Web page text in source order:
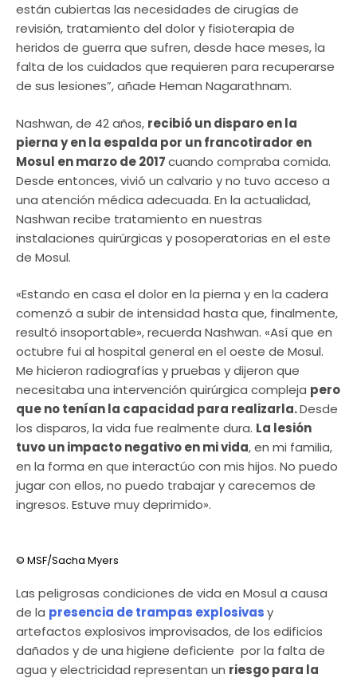
están cubiertas las necesidades de cirugías de
revisión, tratamiento del dolor y fisioterapia de
heridos de guerra que sufren, desde hace meses, la
falta de los cuidados que requieren para recuperarse
de sus lesiones”, añade Heman Nagarathnam.
Nashwan, de 42 años, recibió un disparo en la
pierna y en la espalda por un francotirador en
Mosul en marzo de 2017cuando compraba comida.
Desde entonces, vivió un calvario y no tuvo acceso a
una atención médica adecuada. En la actualidad,
Nashwan recibe tratamiento en nuestras
instalaciones quirúrgicas y posoperatorias en el este
de Mosul.
«Estando en casa el dolor en la pierna y en la cadera
comenzó a subir de intensidad hasta que, finalmente,
resultó insoportable», recuerda Nashwan. «Así que en
octubre fui al hospital general en el oeste de Mosul.
Me hicieron radiografías y pruebas y dijeron que
necesitaba una intervención quirúrgica compleja pero
que no tenían la capacidad para realizarla.Desde
los disparos, la vida fue realmente dura. La lesión
tuvo un impacto negativo en mi vida, en mi familia,
en la forma en que interactúo con mis hijos. No puedo
jugar con ellos, no puedo trabajar y carecemos de
ingresos. Estuve muy deprimido».
© MSF/Sacha Myers
Las peligrosas condiciones de vida en Mosul a causa
de la presencia de trampas explosivasy
artefactos explosivos improvisados, de los edificios
dañados y de una higiene deficiente por la falta de
agua y electricidad representan un riesgo para la